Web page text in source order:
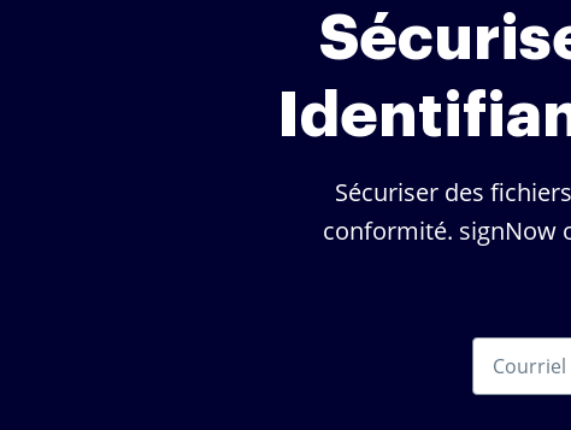
Sécuriser des
conformité. signNow